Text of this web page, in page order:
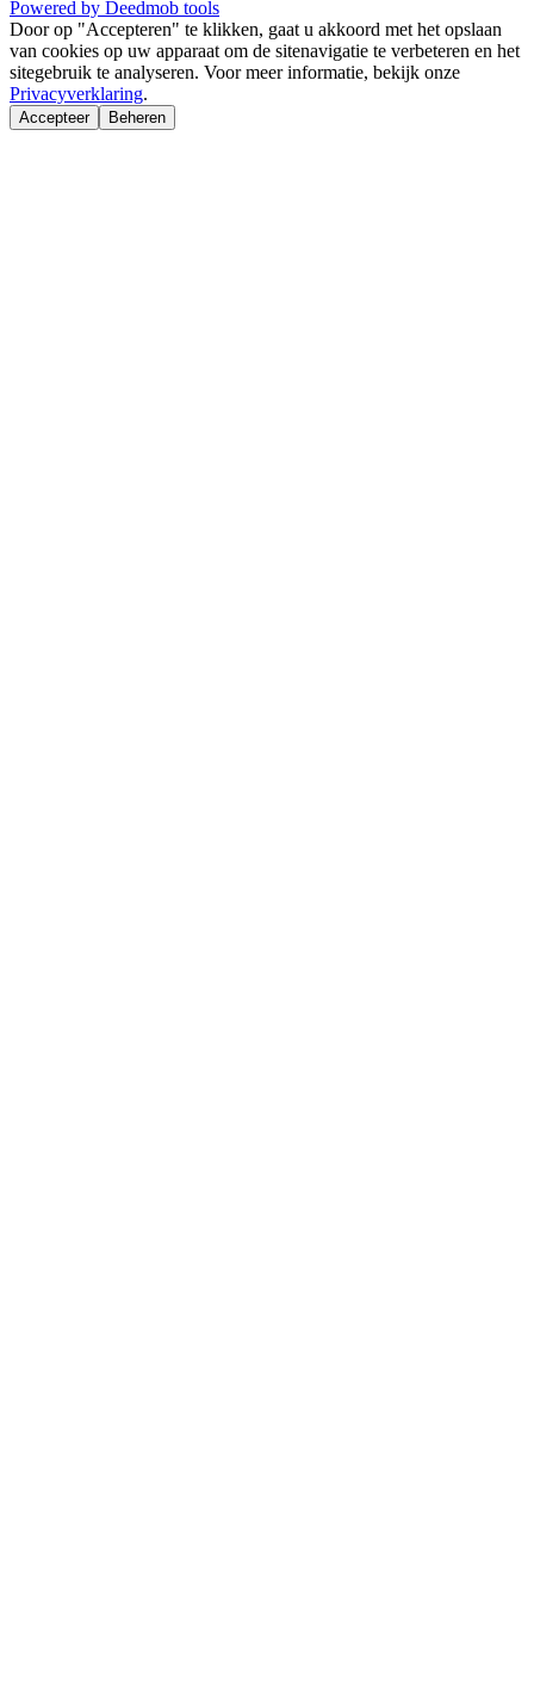
Powered by Deedmob tools
Door op "Accepteren" te klikken, gaat u akkoord met het opslaan
van cookies op uw apparaat om de sitenavigatie te verbeteren en het
sitegebruik te analyseren. Voor meer informatie, bekijk onze
Privacyverklaring.
Accepteer Beheren